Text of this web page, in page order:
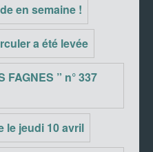
en semaine !
a été levée
FAGNES ” n° 337
le jeudi 10 avril